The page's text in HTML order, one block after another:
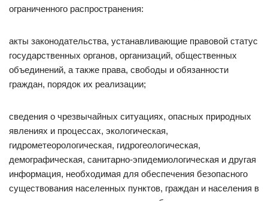
ограниченного распространения:
акты законодательства, устанавливающие правовой статус
государственных органов, организаций, общественных
объединений, а также права, свободы и обязанности
граждан, порядок их реализации;
сведения о чрезвычайных ситуациях, опасных природных
явлениях и процессах, экологическая,
гидрометеорологическая, гидрогеологическая,
демографическая, санитарно-эпидемиологическая и другая
информация, необходимая для обеспечения безопасного
существования населенных пунктов, граждан и населения в